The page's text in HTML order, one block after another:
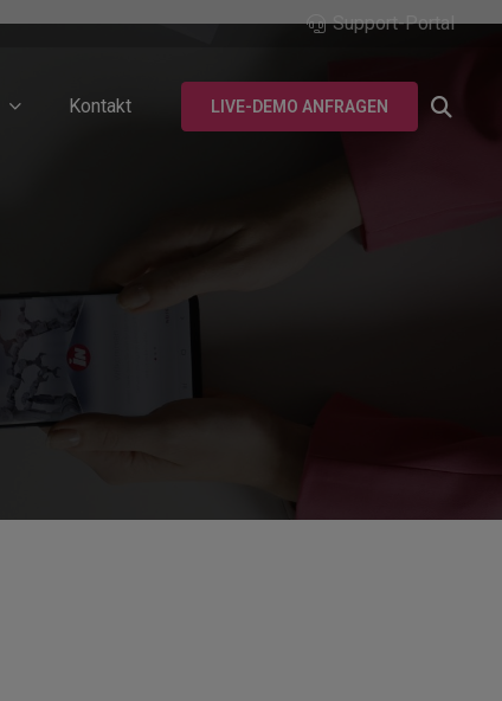
Support-Portal
Kontakt LIVE-DEMO ANFRAGEN